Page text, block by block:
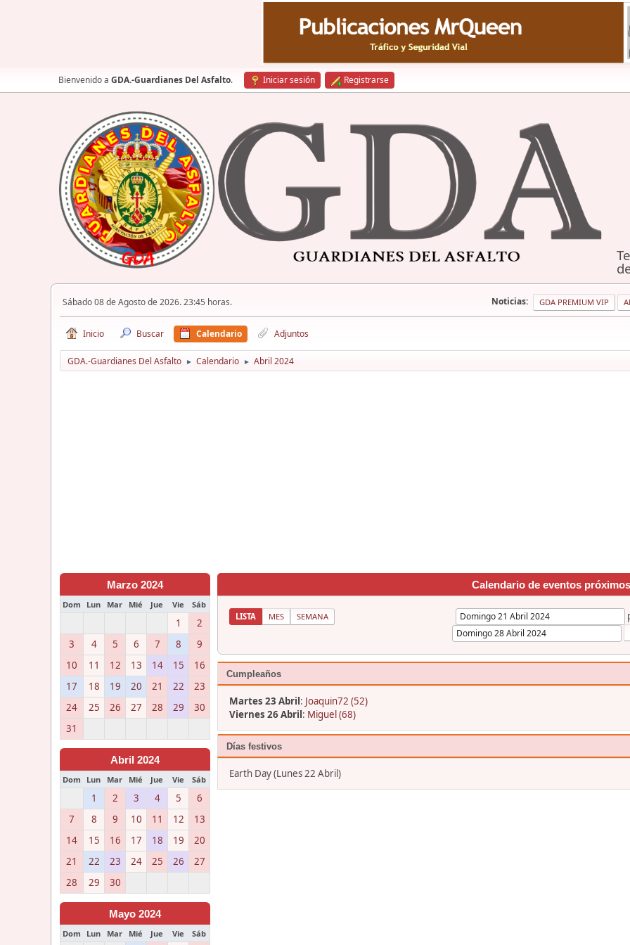
Bienvenido a GDA.-Guardianes Del Asfalto. Iniciar sesión Registrarse
Sábado 08 de Agosto de 2026. 23:45 horas. Noticias: GDA PREMIUM VIP
Inicio Buscar Calendario Adjuntos
GDA.-Guardianes Del Asfalto ► Calendario ► Abril 2024
Marzo 2024
Dom Lun Mar Mié Jue Vie Sáb
1
2
3
4 5 6 7 8
9
10
11 12 13 14 15
16
17
18 19 20 21 22
23
24
25 26 27 28 29
30
31
Abril 2024
Dom Lun Mar Mié Jue Vie Sáb
1 2 3 4 5
6
7
8 9 10 11 12
13
14
15 16 17 18 19
20
21
22 23 24 25 26
27
28
29 30
Mayo 2024
Dom Lun Mar Mié Jue Vie Sáb
Calendario de eventos próximos
LISTA MES SEMANA
Cumpleaños
Martes 23 Abril: Joaquin72 (52)
Viernes 26 Abril: Miguel (68)
Días festivos
Earth Day (Lunes 22 Abril)